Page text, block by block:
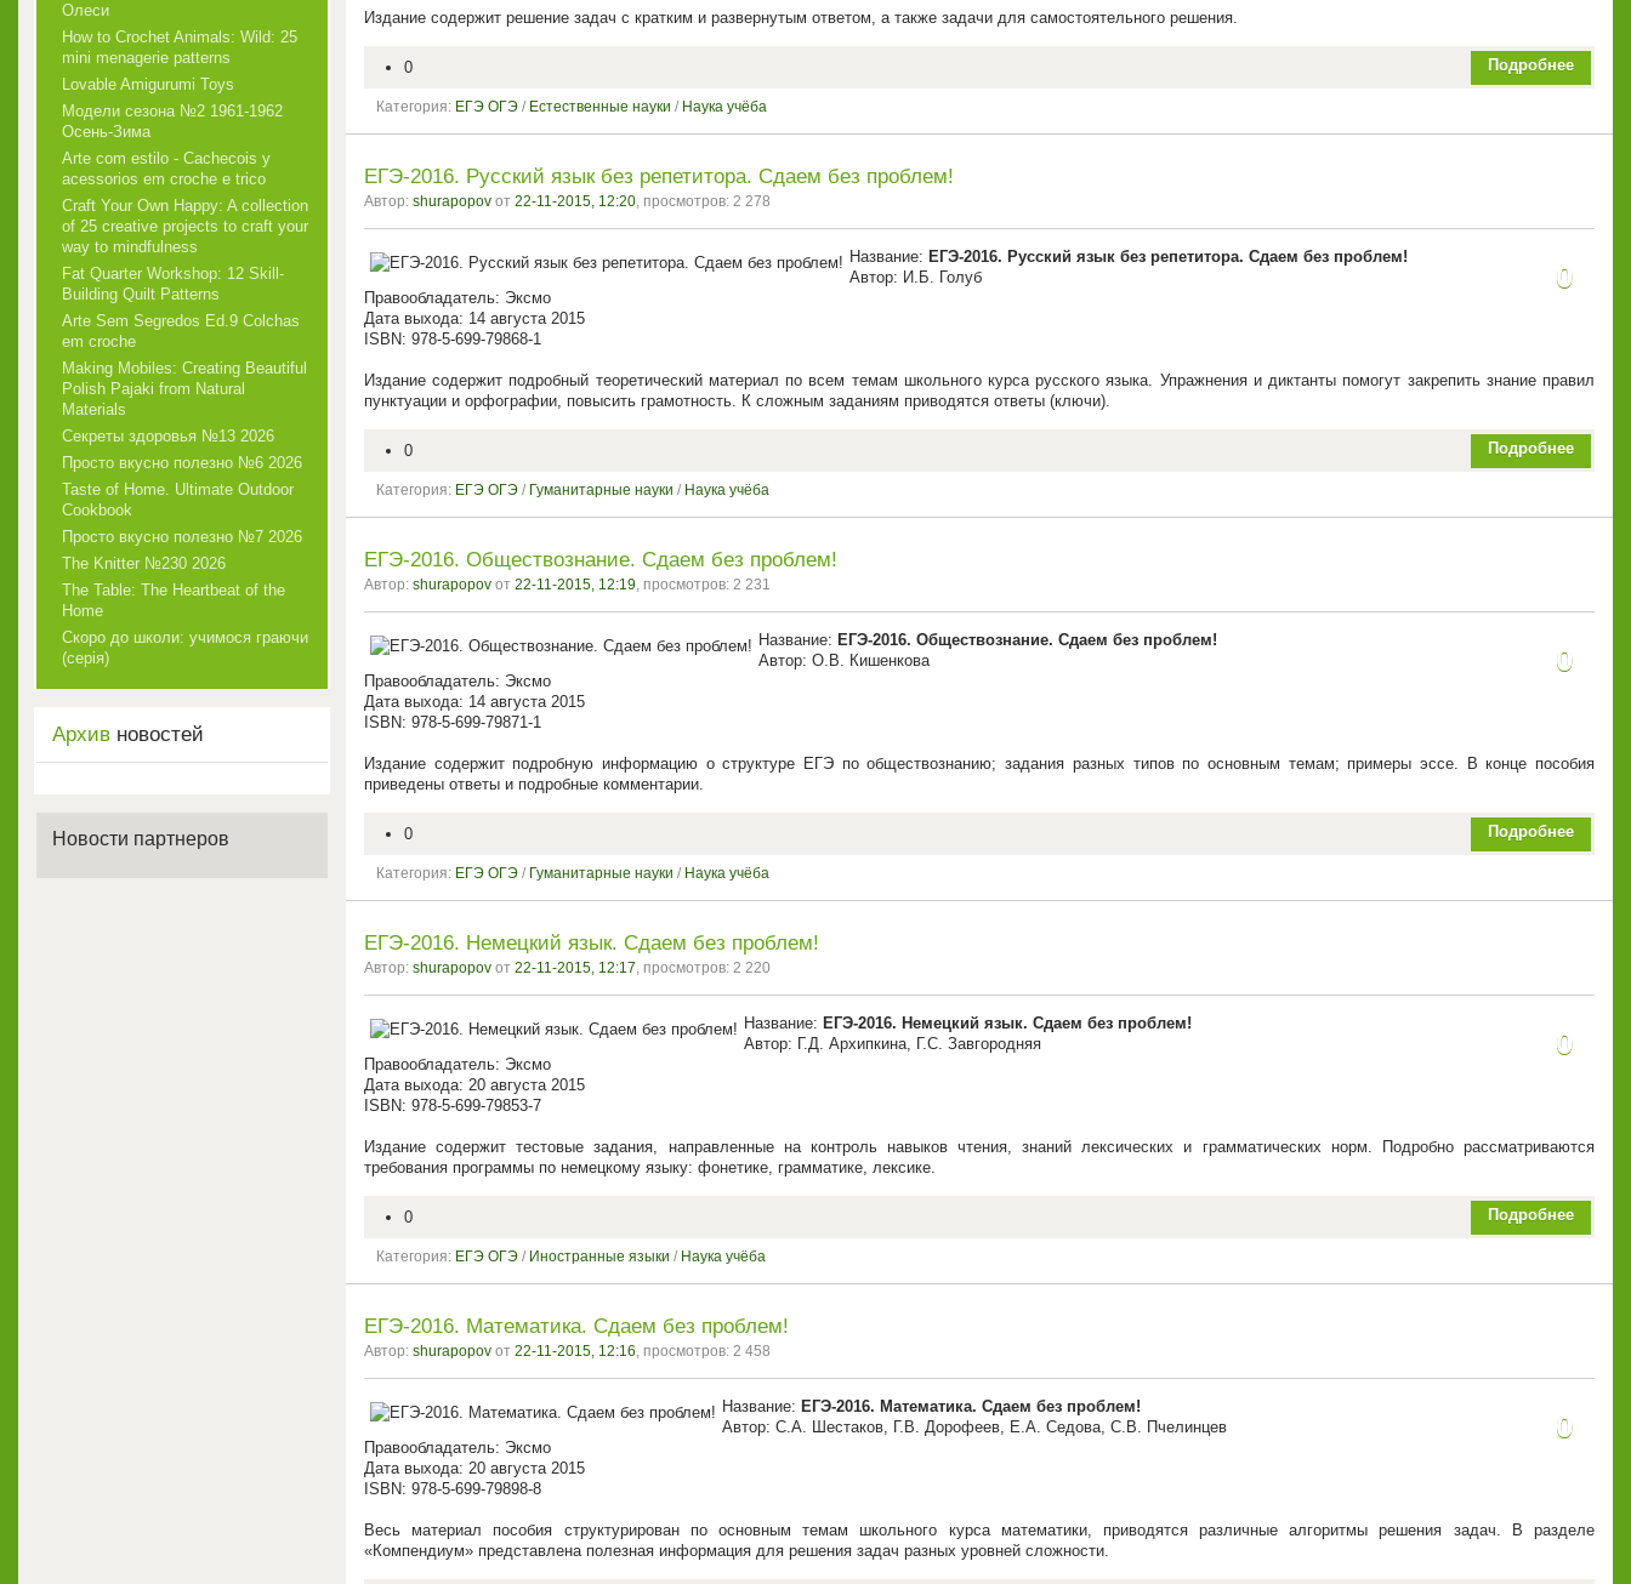
Издание содержит решение задач с кратким и развернутым ответом, а также задачи для самостоятельного решения.
Подробнее
0
Категория: ЕГЭ ОГЭ / Естественные науки / Наука учёба
ЕГЭ-2016. Русский язык без репетитора. Сдаем без проблем!
Автор: shurapopov от 22-11-2015, 12:20, просмотров: 2 278
0
Название: ЕГЭ-2016. Русский язык без репетитора. Сдаем без проблем!
Автор: И.Б. Голуб
Правообладатель: Эксмо
Дата выхода: 14 августа 2015
ISBN: 978-5-699-79868-1
Издание содержит подробный теоретический материал по всем темам школьного курса русского языка. Упражнения и диктанты помогут закрепить знание правил
пунктуации и орфографии, повысить грамотность. К сложным заданиям приводятся ответы (ключи).
Подробнее
0
Категория: ЕГЭ ОГЭ / Гуманитарные науки / Наука учёба
ЕГЭ-2016. Обществознание. Сдаем без проблем!
Автор: shurapopov от 22-11-2015, 12:19, просмотров: 2 231
0
Название: ЕГЭ-2016. Обществознание. Сдаем без проблем!
Автор: О.В. Кишенкова
Правообладатель: Эксмо
Дата выхода: 14 августа 2015
ISBN: 978-5-699-79871-1
Издание содержит подробную информацию о структуре ЕГЭ по обществознанию; задания разных типов по основным темам; примеры эссе. В конце пособия
приведены ответы и подробные комментарии.
Подробнее
0
Категория: ЕГЭ ОГЭ / Гуманитарные науки / Наука учёба
ЕГЭ-2016. Немецкий язык. Сдаем без проблем!
Автор: shurapopov от 22-11-2015, 12:17, просмотров: 2 220
0
Название: ЕГЭ-2016. Немецкий язык. Сдаем без проблем!
Автор: Г.Д. Архипкина, Г.С. Завгородняя
Правообладатель: Эксмо
Дата выхода: 20 августа 2015
ISBN: 978-5-699-79853-7
Издание содержит тестовые задания, направленные на контроль навыков чтения, знаний лексических и грамматических норм. Подробно рассматриваются
требования программы по немецкому языку: фонетике, грамматике, лексике.
Подробнее
0
Категория: ЕГЭ ОГЭ / Иностранные языки / Наука учёба
ЕГЭ-2016. Математика. Сдаем без проблем!
Автор: shurapopov от 22-11-2015, 12:16, просмотров: 2 458
0
Название: ЕГЭ-2016. Математика. Сдаем без проблем!
Автор: С.А. Шестаков, Г.В. Дорофеев, Е.А. Седова, С.В. Пчелинцев
Правообладатель: Эксмо
Дата выхода: 20 августа 2015
ISBN: 978-5-699-79898-8
Весь материал пособия структурирован по основным темам школьного курса математики, приводятся различные алгоритмы решения задач. В разделе
«Компендиум» представлена полезная информация для решения задач разных уровней сложности.
Олеси
How to Crochet Animals: Wild: 25
mini menagerie patterns
Lovable Amigurumi Toys
Модели сезона №2 1961-1962
Осень-Зима
Arte com estilo - Cachecois у
acessorios em croche e trico
Craft Your Own Happy: A collection
of 25 creative projects to craft your
way to mindfulness
Fat Quarter Workshop: 12 Skill-
Building Quilt Patterns
Arte Sem Segredos Ed.9 Colchas
em croche
Making Mobiles: Creating Beautiful
Polish Pajaki from Natural
Materials
Секреты здоровья №13 2026
Просто вкусно полезно №6 2026
Taste of Home. Ultimate Outdoor
Cookbook
Просто вкусно полезно №7 2026
The Knitter №230 2026
The Table: The Heartbeat of the
Home
Скоро до школи: учимося граючи
(серія)
Архив новостей
Новости партнеров